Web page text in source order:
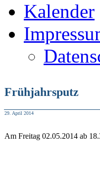
Kalender
Frühjahrsputz
29. April 2014
Am Freitag 02.05.2014 ab